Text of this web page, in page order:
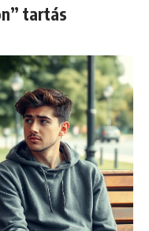
tartás